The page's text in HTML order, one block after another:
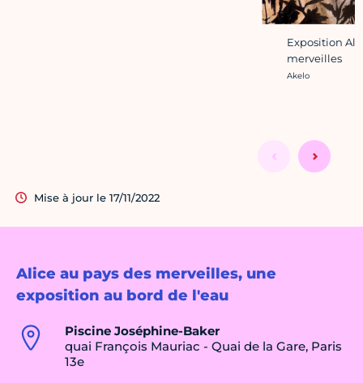
Alice au pays des merveilles, une
exposition au bord de l'eau
Piscine Joséphine-Baker
quai François Mauriac - Quai de la Gare, Paris
13e
Exposition
merveilles
Crédit photo :
Akelo
Mise à jour le 17/11/2022